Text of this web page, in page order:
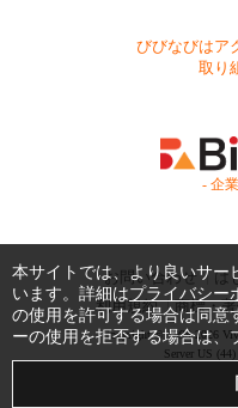
びびなびはア
取り
- 企
お問い合わせ は
利用規約
商標・
Copyright © 1999-2026
Server US
本サイトでは、より良いサー
います。詳細はプライバシー
の使用を許可する場合は同意
ーの使用を拒否する場合は、